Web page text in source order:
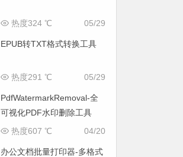
05/29
热度324 ℃
EPUB转TXT格式转换工具
05/29
热度291 ℃
PdfWatermarkRemoval-全
可视化PDF水印删除工具
04/20
热度607 ℃
办公文档批量打印器-多格式